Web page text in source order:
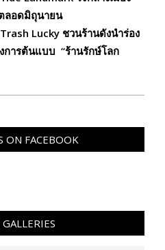
ลอดมิถุนายน
Lucky ชวนร้านดังนำร่อง
การต้นแบบ “ร้านรักษ์โลก
ON FACEBOOK